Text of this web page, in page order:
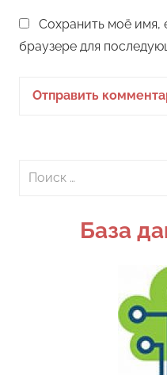
Сохранить моё имя,
браузере для
Поиск
База